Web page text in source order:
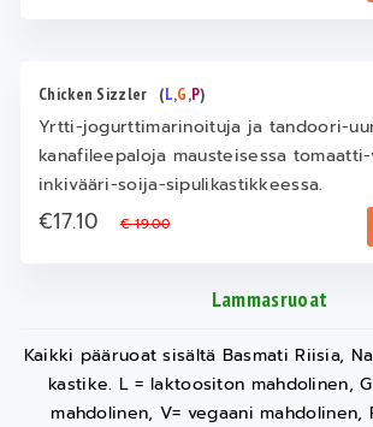
Chicken Sizzler (L,G,P)
Yrtti-jogurttimarinoituja ja tandoori-
kanafileepaloja mausteisessa
inkivääri-soija-sipulikastikkeessa.
€17.10€ 19.00
Lammasruoat
Kaikki pääruoat sisältä Basmati Riisia,
kastike. L = laktoositon mahdolinen,
mahdolinen, V= vegaani mahdolinen,